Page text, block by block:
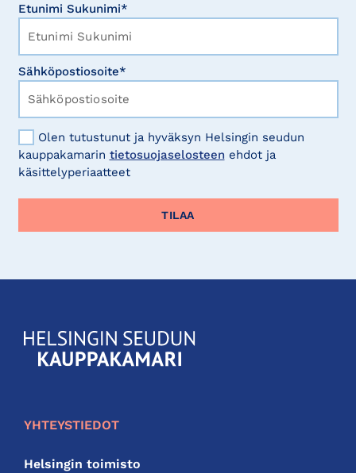
Etunimi Sukunimi*
Sähköpostiosoite*
Olen tutustunut ja hyväksyn Helsingin seudun
kauppakamarin tietosuojaselosteen ehdot ja
käsittelyperiaatteet
KauppakamariHelsingin
seudun
YHTEYSTIEDOT
Helsingin toimisto